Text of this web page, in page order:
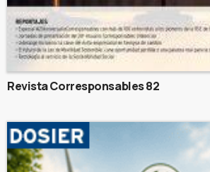
Revista Corresponsables 82